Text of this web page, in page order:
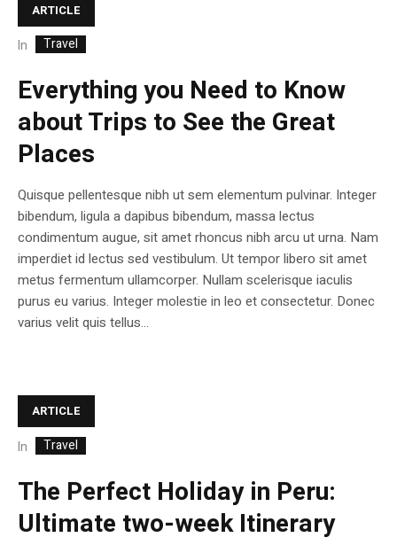
ARTICLE
In Travel
Everything you Need to Know
about Trips to See the Great
Places
Quisque pellentesque nibh ut sem elementum pulvinar. Integer
bibendum, ligula a dapibus bibendum, massa lectus
condimentum augue, sit amet rhoncus nibh arcu ut urna. Nam
imperdiet id lectus sed vestibulum. Ut tempor libero sit amet
metus fermentum ullamcorper. Nullam scelerisque iaculis
purus eu varius. Integer molestie in leo et consectetur. Donec
varius velit quis tellus...
ARTICLE
In Travel
The Perfect Holiday in Peru:
Ultimate two-week Itinerary